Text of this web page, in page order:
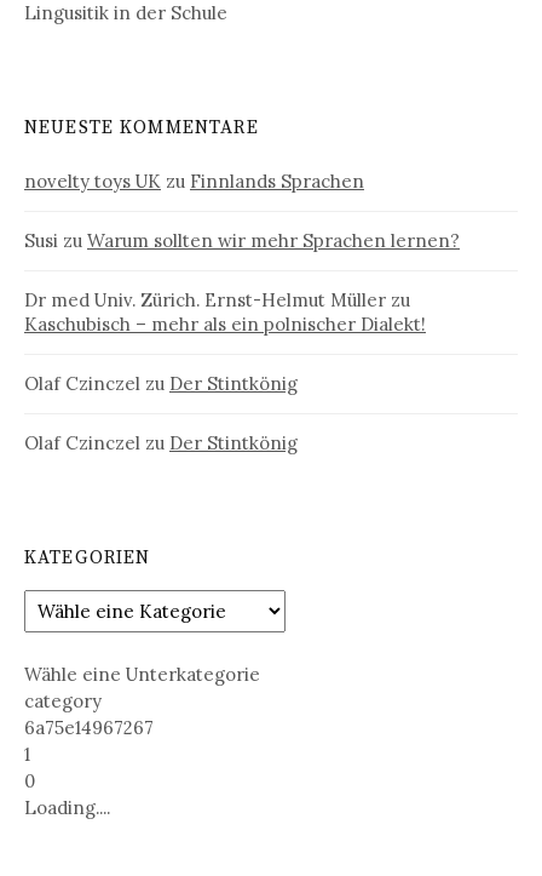
Lingusitik in der Schule
NEUESTE KOMMENTARE
novelty toys UK zu Finnlands Sprachen
Susi zu Warum sollten wir mehr Sprachen lernen?
Dr med Univ. Zürich. Ernst-Helmut Müller zu
Kaschubisch – mehr als ein polnischer Dialekt!
Olaf Czinczel zu Der Stintkönig
Olaf Czinczel zu Der Stintkönig
KATEGORIEN
Wähle eine Unterkategorie
category
6a75e14967267
1
0
Loading....